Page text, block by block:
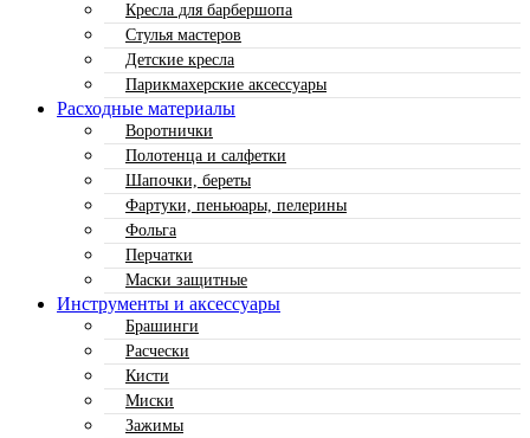
Кресла для барбершопа
Стулья мастеров
Детские кресла
Парикмахерские аксессуары
Расходные материалы
Воротнички
Полотенца и салфетки
Шапочки, береты
Фартуки, пеньюары, пелерины
Фольга
Перчатки
Маски защитные
Инструменты и аксессуары
Брашинги
Расчески
Кисти
Миски
Зажимы